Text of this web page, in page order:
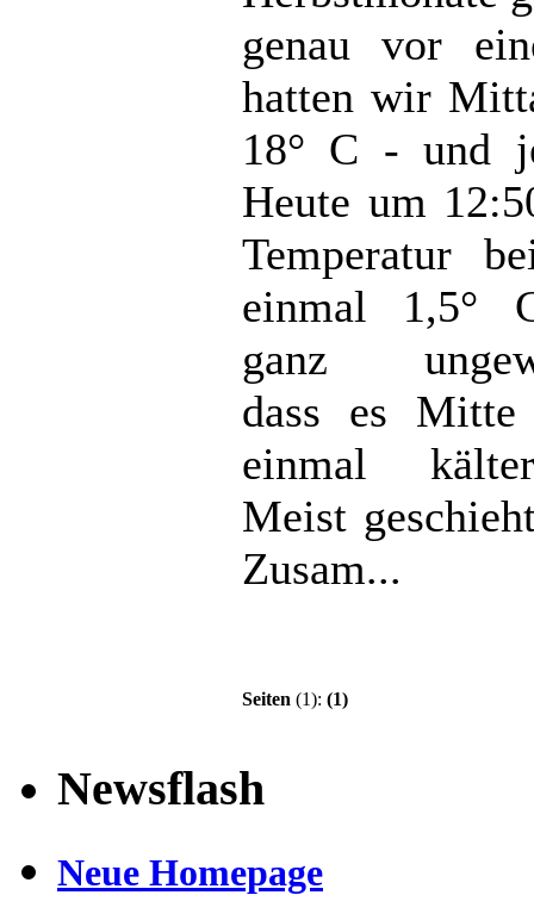
genau vor
hatten wir
18° C - und
Heute um
Temperatur
einmal 1,5°
ganz
dass es Mitte
einmal
Meist
Zusam...
Seiten (1): (1)
Newsflash
Neue Homepage